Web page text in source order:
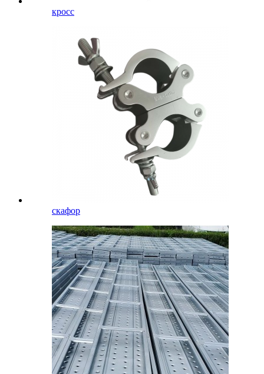
кросс
скафор